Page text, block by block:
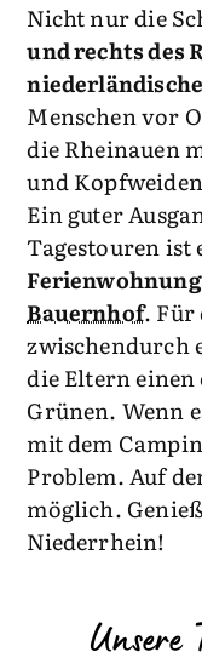
Nicht nur die
und rechts des
Menschen vor
die Rheinauen
und
Ein guter
Tagestouren ist
Bauernhof. Für
zwischendurch
die Eltern
Grünen. Wenn
mit dem
Problem. Auf
möglich.
Niederrhein!